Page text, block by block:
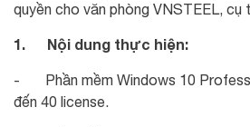
quyền cho văn phòng VNSTEEL, cụ
1. Nội dung thực hiện:
- Phần mềm Windows 10
đến 40 license.